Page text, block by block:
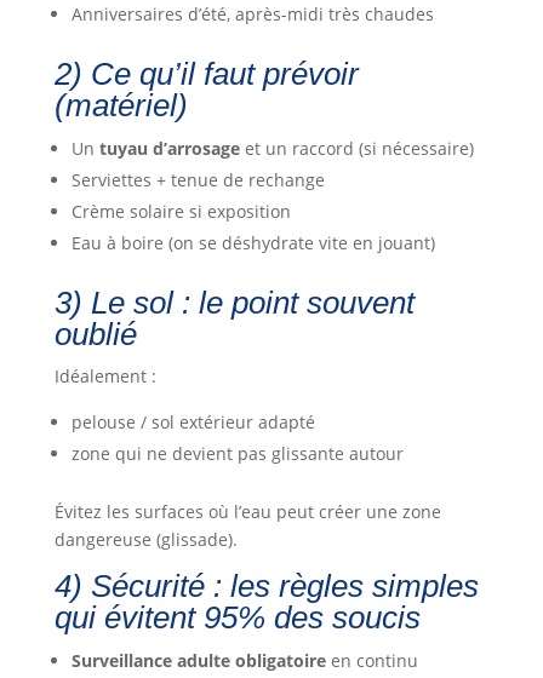
Anniversaires d’été, après-midi très chaudes
2) Ce qu’il faut prévoir
(matériel)
Un tuyau d’arrosageet un raccord (si nécessaire)
Serviettes + tenue de rechange
Crème solaire si exposition
Eau à boire (on se déshydrate vite en jouant)
3) Le sol : le point souvent
oublié
Idéalement :
pelouse / sol extérieur adapté
zone qui ne devient pas glissante autour
Évitez les surfaces où l’eau peut créer une zone
dangereuse (glissade).
4) Sécurité : les règles simples
qui évitent 95% des soucis
Surveillance adulte obligatoireen continu